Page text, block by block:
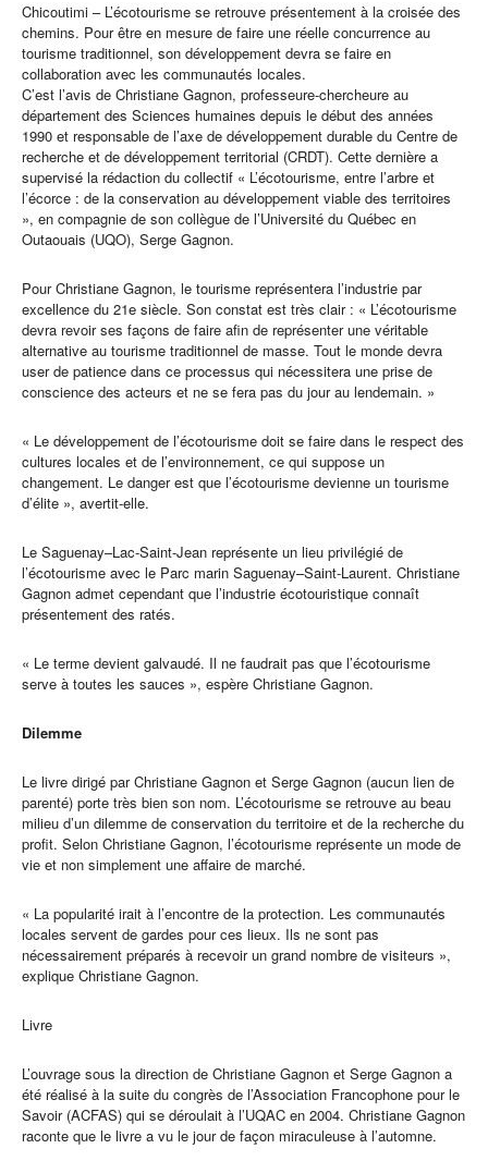
Chicoutimi – L’écotourisme se retrouve présentement à la croisée des
chemins. Pour être en mesure de faire une réelle concurrence au
tourisme traditionnel, son développement devra se faire en
collaboration avec les communautés locales.
C’est l’avis de Christiane Gagnon, professeure-chercheure au
département des Sciences humaines depuis le début des années
1990 et responsable de l’axe de développement durable du Centre de
recherche et de développement territorial (CRDT). Cette dernière a
supervisé la rédaction du collectif « L’écotourisme, entre l’arbre et
l’écorce : de la conservation au développement viable des territoires
», en compagnie de son collègue de l’Université du Québec en
Outaouais (UQO), Serge Gagnon.
Pour Christiane Gagnon, le tourisme représentera l’industrie par
excellence du 21e siècle. Son constat est très clair : « L’écotourisme
devra revoir ses façons de faire afin de représenter une véritable
alternative au tourisme traditionnel de masse. Tout le monde devra
user de patience dans ce processus qui nécessitera une prise de
conscience des acteurs et ne se fera pas du jour au lendemain. »
« Le développement de l’écotourisme doit se faire dans le respect des
cultures locales et de l’environnement, ce qui suppose un
changement. Le danger est que l’écotourisme devienne un tourisme
d’élite », avertit-elle.
Le Saguenay–Lac-Saint-Jean représente un lieu privilégié de
l’écotourisme avec le Parc marin Saguenay–Saint-Laurent. Christiane
Gagnon admet cependant que l’industrie écotouristique connaît
présentement des ratés.
« Le terme devient galvaudé. Il ne faudrait pas que l’écotourisme
serve à toutes les sauces », espère Christiane Gagnon.
Dilemme
Le livre dirigé par Christiane Gagnon et Serge Gagnon (aucun lien de
parenté) porte très bien son nom. L’écotourisme se retrouve au beau
milieu d’un dilemme de conservation du territoire et de la recherche du
profit. Selon Christiane Gagnon, l’écotourisme représente un mode de
vie et non simplement une affaire de marché.
« La popularité irait à l’encontre de la protection. Les communautés
locales servent de gardes pour ces lieux. Ils ne sont pas
nécessairement préparés à recevoir un grand nombre de visiteurs »,
explique Christiane Gagnon.
Livre
L’ouvrage sous la direction de Christiane Gagnon et Serge Gagnon a
été réalisé à la suite du congrès de l’Association Francophone pour le
Savoir (ACFAS) qui se déroulait à l’UQAC en 2004. Christiane Gagnon
raconte que le livre a vu le jour de façon miraculeuse à l’automne.